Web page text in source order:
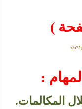
)
:
المكالمات.